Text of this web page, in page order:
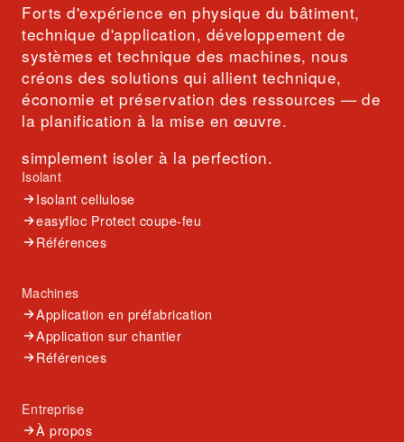
Forts d'expérience en physique du bâtiment,
technique d'application, développement de
systèmes et technique des machines, nous
créons des solutions qui allient technique,
économie et préservation des ressources — de
la planification à la mise en œuvre.
simplement isoler à la perfection.
Isolant
Isolant cellulose
easyfloc Protect coupe-feu
Références
Machines
Application en préfabrication
Application sur chantier
Références
Entreprise
À propos